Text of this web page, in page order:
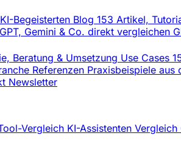
Begeisterten Blog 153 Artikel,
Gemini & Co. direkt vergleichen
Beratung & Umsetzung Use Cases
Referenzen Praxisbeispiele aus
Newsletter
Vergleich KI-Assistenten Vergleich